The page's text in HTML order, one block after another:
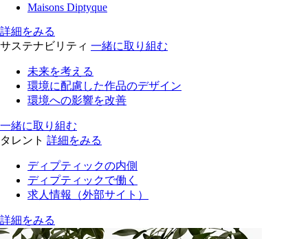
Maisons Diptyque
詳細をみる
サステナビリティ 一緒に取り組む
未来を考える
環境に配慮した作品のデザイン
環境への影響を改善
一緒に取り組む
タレント 詳細をみる
ディプティックの内側
ディプティックで働く
求人情報（外部サイト）
詳細をみる